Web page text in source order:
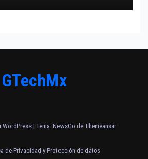
GTechMx
WordPress | Tema: NewsGo de Themeansar
de Privacidad y Protección de datos